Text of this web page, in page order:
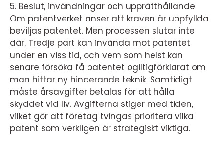
5. Beslut, invändningar och upprätthållande
Om patentverket anser att kraven är uppfyllda
beviljas patentet. Men processen slutar inte
där. Tredje part kan invända mot patentet
under en viss tid, och vem som helst kan
senare försöka få patentet ogiltigförklarat om
man hittar ny hinderande teknik. Samtidigt
måste årsavgifter betalas för att hålla
skyddet vid liv. Avgifterna stiger med tiden,
vilket gör att företag tvingas prioritera vilka
patent som verkligen är strategiskt viktiga.